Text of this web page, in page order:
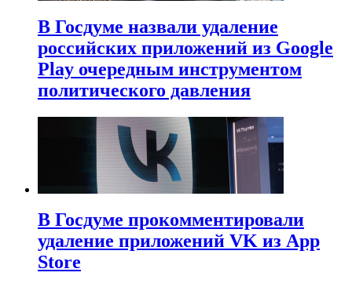
В Госдуме назвали удаление
российских приложений из Google
Play очередным инструментом
политического давления
В Госдуме прокомментировали
удаление приложений VK из App
Store